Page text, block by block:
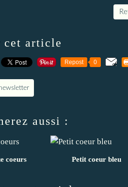
cet article
Repost 0
aussi :
coeurs Petit coeur bleu